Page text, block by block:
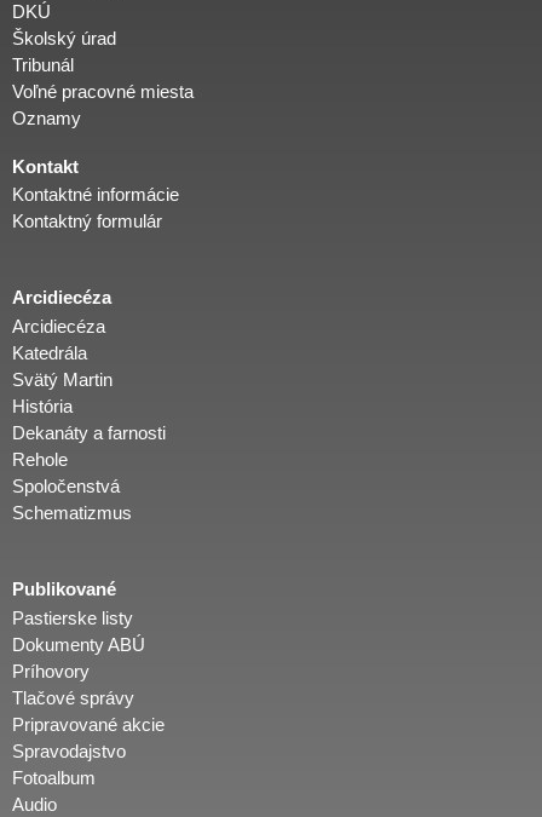
DKÚ
Školský úrad
Tribunál
Voľné pracovné miesta
Oznamy
Kontakt
Kontaktné informácie
Kontaktný formulár
Arcidiecéza
Arcidiecéza
Katedrála
Svätý Martin
História
Dekanáty a farnosti
Rehole
Spoločenstvá
Schematizmus
Publikované
Pastierske listy
Dokumenty ABÚ
Príhovory
Tlačové správy
Pripravované akcie
Spravodajstvo
Fotoalbum
Audio